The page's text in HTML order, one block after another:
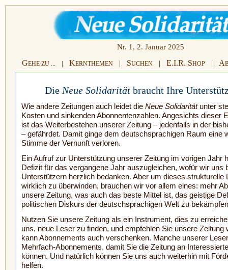
Nr. 1, 2. Januar 2025
GEHE ZU ... | KERNTHEMEN SUCHEN E.I.R. SHOP A
Die Neue Solidaritätbraucht Ihre
Wie andere Zeitungen auch leidet die Neue Solidaritätunter
Kosten und sinkenden Abonnen­ten­zahlen. Angesichts dieser
ist das Weiterbestehen unserer Zeitung – jedenfalls in der
– gefährdet. Damit ginge dem deutschsprachigen Raum eine
Stimme der Vernunft verloren.
Ein Aufruf zur Unterstützung unserer Zeitung im vorigen Jahr
Defizit für das vergangene Jahr auszugleichen, wofür wir uns
Unterstützern herzlich bedanken. Aber um dieses strukturelle
wirklich zu überwinden, brauchen wir vor allem eines: mehr
unsere Zeitung, was auch das beste Mittel ist, das geistige
politischen Diskurs der deutschsprachigen Welt zu
Nutzen Sie unsere Zeitung als ein Instrument, dies zu
uns, neue Leser zu finden, und empfehlen Sie unsere Zeitung
kann Abonnements auch verschenken. Manche unserer
Mehrfach-Abonnements, damit Sie die Zeitung an
können. Und natürlich können Sie uns auch weiterhin mit
helfen.